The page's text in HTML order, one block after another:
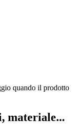
quando il prodotto
materiale...